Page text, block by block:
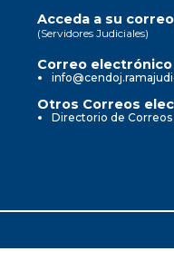
Acceda a su
(Servidores Judiciales)
Correo
Otros Correos
Directorio de